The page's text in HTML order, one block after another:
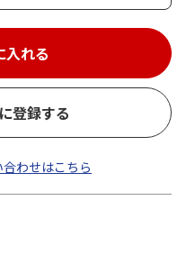
入れる
登録する
わせはこちら